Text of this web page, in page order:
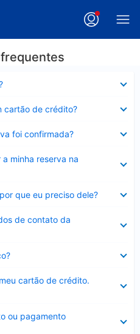
cartão de crédito?
foi confirmada?
minha reserva na
que eu preciso dele?
de contato da
cartão de crédito.
ou pagamento